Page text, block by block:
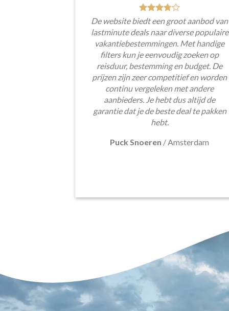
De website biedt een groot aanbod van
lastminute deals naar diverse populaire
vakantiebestemmingen. Met handige
filters kun je eenvoudig zoeken op
reisduur, bestemming en budget. De
prijzen zijn zeer competitief en worden
continu vergeleken met andere
aanbieders. Je hebt dus altijd de
garantie dat je de beste deal te pakken
hebt.
Puck Snoeren /Amsterdam